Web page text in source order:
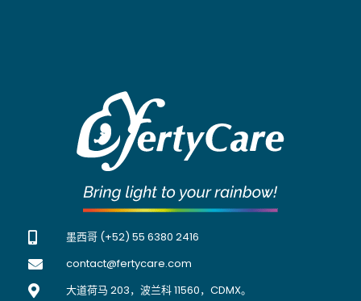
墨西哥 (+52) 55 6380 2416
contact@fertycare.com
大道荷马 203，波兰科 11560，CDMX。